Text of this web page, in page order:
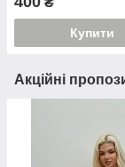
Купити
Акційні